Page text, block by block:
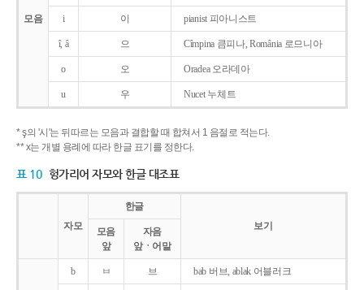
모음 i 이 pianist 피아니스트
î, â 으 Cîmpina 큼피나, România 로므니아
o 오 Oradea 오라데아
u 우 Nucet 누체트
* ş의 '시'는 뒤따르는 모음과 결합할 때 합쳐서 1 음절로 적는다.
** x는 개별 용례에 따라 한글 표기를 정한다.
표 10 헝가리어 자모와 한글 대조표
자모
한글
보기
모음
앞
자음
앞ㆍ어말
b ㅂ 브 bab 버브, ablak 어블러크